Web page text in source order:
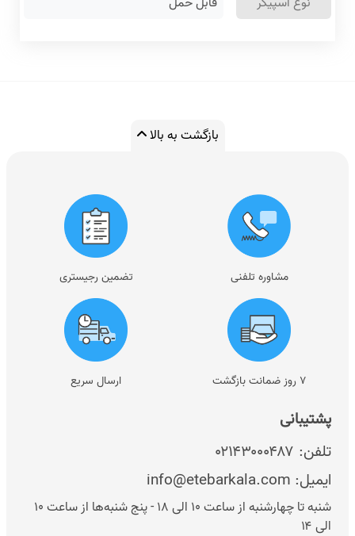
بازگشت به بالا
پشتیبانی
تلفن: ۰۲۱۴۳۰۰۰۴۸۷
ایمیل: info@etebarkala.com
شنبه تا چهارشنبه از ساعت ۱۰ الی ۱۸ - پنج شنبه‌ها از ساعت ۱۰
الی ۱۴
مشاوره تلفنی تضمین رجیستری
۷ روز ضمانت بازگشت ارسال سریع